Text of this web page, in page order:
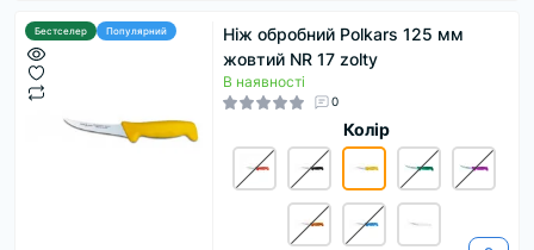
Бестселер Популярний
Ніж обробний Polkars 125 мм
жовтий NR 17 zolty
В наявності
0
Колір